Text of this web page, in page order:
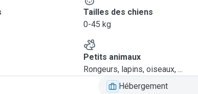
Tailles des chiens
0-45 kg
Petits animaux
Rongeurs, lapins, oiseaux, ...
Hébergement